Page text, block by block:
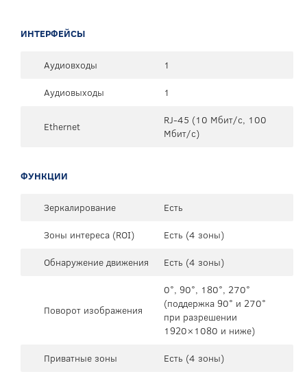
ИНТЕРФЕЙСЫ
Аудиовходы
1
Аудиовыходы
1
Ethernet
RJ-45 (10 Мбит/с, 100
Мбит/с)
ФУНКЦИИ
Зеркалирование
Есть
Зоны интереса (ROI)
Есть (4 зоны)
Обнаружение движения
Есть (4 зоны)
Поворот изображения
0°, 90°, 180°, 270°
(поддержка 90° и 270°
при разрешении
1920×1080 и ниже)
Приватные зоны
Есть (4 зоны)